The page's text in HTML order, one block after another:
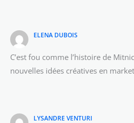
ELENA DUBOIS
C’est fou comme l’histoire de
nouvelles idées créatives en
LYSANDRE VENTURI